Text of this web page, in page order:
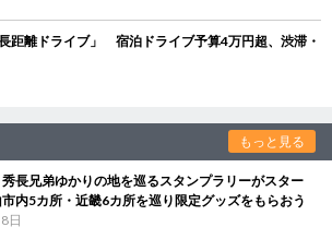
距離ドライブ」 宿泊ドライブ予算4万円超、渋滞・
もっと見る
長兄弟ゆかりの地を巡るスタンプラリーがスター
内5カ所・近畿6カ所を巡り限定グッズをもらおう
日